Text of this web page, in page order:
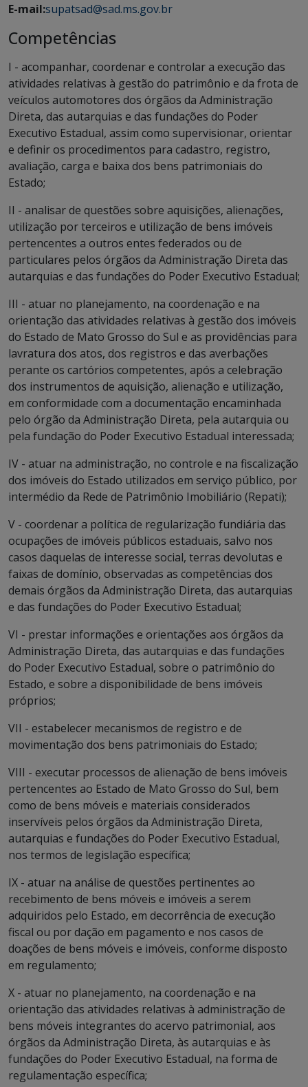
E-mail:supatsad@sad.ms.gov.br
Competências
I - acompanhar, coordenar e controlar a execução das
atividades relativas à gestão do patrimônio e da frota de
veículos automotores dos órgãos da Administração
Direta, das autarquias e das fundações do Poder
Executivo Estadual, assim como supervisionar, orientar
e definir os procedimentos para cadastro, registro,
avaliação, carga e baixa dos bens patrimoniais do
Estado;
II - analisar de questões sobre aquisições, alienações,
utilização por terceiros e utilização de bens imóveis
pertencentes a outros entes federados ou de
particulares pelos órgãos da Administração Direta das
autarquias e das fundações do Poder Executivo Estadual;
III - atuar no planejamento, na coordenação e na
orientação das atividades relativas à gestão dos imóveis
do Estado de Mato Grosso do Sul e as providências para
lavratura dos atos, dos registros e das averbações
perante os cartórios competentes, após a celebração
dos instrumentos de aquisição, alienação e utilização,
em conformidade com a documentação encaminhada
pelo órgão da Administração Direta, pela autarquia ou
pela fundação do Poder Executivo Estadual interessada;
IV - atuar na administração, no controle e na fiscalização
dos imóveis do Estado utilizados em serviço público, por
intermédio da Rede de Patrimônio Imobiliário (Repati);
V - coordenar a política de regularização fundiária das
ocupações de imóveis públicos estaduais, salvo nos
casos daquelas de interesse social, terras devolutas e
faixas de domínio, observadas as competências dos
demais órgãos da Administração Direta, das autarquias
e das fundações do Poder Executivo Estadual;
VI - prestar informações e orientações aos órgãos da
Administração Direta, das autarquias e das fundações
do Poder Executivo Estadual, sobre o patrimônio do
Estado, e sobre a disponibilidade de bens imóveis
próprios;
VII - estabelecer mecanismos de registro e de
movimentação dos bens patrimoniais do Estado;
VIII - executar processos de alienação de bens imóveis
pertencentes ao Estado de Mato Grosso do Sul, bem
como de bens móveis e materiais considerados
inservíveis pelos órgãos da Administração Direta,
autarquias e fundações do Poder Executivo Estadual,
nos termos de legislação específica;
IX - atuar na análise de questões pertinentes ao
recebimento de bens móveis e imóveis a serem
adquiridos pelo Estado, em decorrência de execução
fiscal ou por dação em pagamento e nos casos de
doações de bens móveis e imóveis, conforme disposto
em regulamento;
X - atuar no planejamento, na coordenação e na
orientação das atividades relativas à administração de
bens móveis integrantes do acervo patrimonial, aos
órgãos da Administração Direta, às autarquias e às
fundações do Poder Executivo Estadual, na forma de
regulamentação específica;